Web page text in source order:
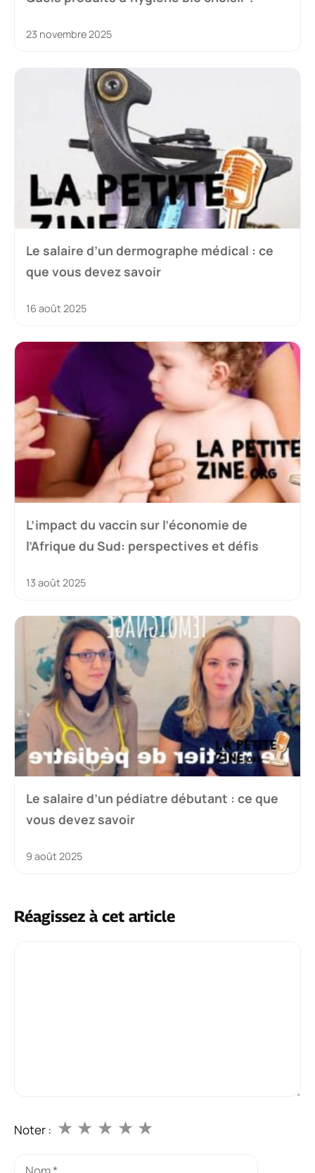
23 novembre 2025
Le salaire d’un dermographe médical : ce
que vous devez savoir
16 août 2025
L’impact du vaccin sur l’économie de
l’Afrique du Sud: perspectives et défis
13 août 2025
Le salaire d’un pédiatre débutant : ce que
vous devez savoir
9 août 2025
Réagissez à cet article
Noter : ★
★
★
★
★
Nom